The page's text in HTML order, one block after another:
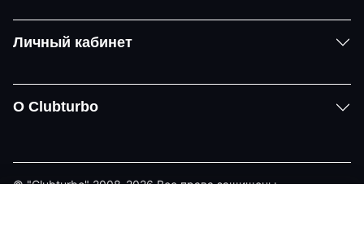
Личный кабинет
О Clubturbo
© "Clubturbo" 2008-2026 Все права защищены